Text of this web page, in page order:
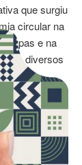
que surgiu
circular na
roupas e na
diversos
e
de peças de
fértil
mais de 880